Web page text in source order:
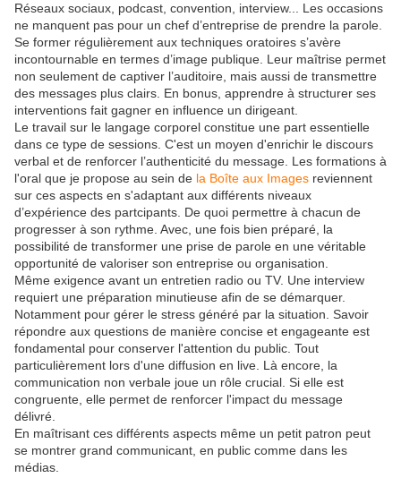
Réseaux sociaux, podcast, convention, interview... Les occasions
ne manquent pas pour un chef d’entreprise de prendre la parole.
Se former régulièrement aux techniques oratoires s’avère
incontournable en termes d’image publique. Leur maîtrise permet
non seulement de captiver l’auditoire, mais aussi de transmettre
des messages plus clairs. En bonus, apprendre à structurer ses
interventions fait gagner en influence un dirigeant.
Le travail sur le langage corporel constitue une part essentielle
dans ce type de sessions. C'est un moyen d'enrichir le discours
verbal et de renforcer l’authenticité du message. Les formations à
l'oral que je propose au sein de la Boîte aux Images reviennent
sur ces aspects en s'adaptant aux différents niveaux
d’expérience des partcipants. De quoi permettre à chacun de
progresser à son rythme. Avec, une fois bien préparé, la
possibilité de transformer une prise de parole en une véritable
opportunité de valoriser son entreprise ou organisation.
Même exigence avant un entretien radio ou TV. Une interview
requiert une préparation minutieuse afin de se démarquer.
Notamment pour gérer le stress généré par la situation. Savoir
répondre aux questions de manière concise et engageante est
fondamental pour conserver l'attention du public. Tout
particulièrement lors d'une diffusion en live. Là encore, la
communication non verbale joue un rôle crucial. Si elle est
congruente, elle permet de renforcer l'impact du message
délivré.
En maîtrisant ces différents aspects même un petit patron peut
se montrer grand communicant, en public comme dans les
médias.